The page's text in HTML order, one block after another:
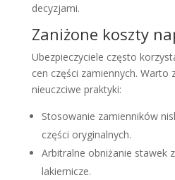
decyzjami.
Zaniżone koszty
Ubezpieczyciele często
cen części zamiennych. Warto
nieuczciwe praktyki:
Stosowanie zamienników
części oryginalnych.
Arbitralne obniżanie stawek
lakiernicze.